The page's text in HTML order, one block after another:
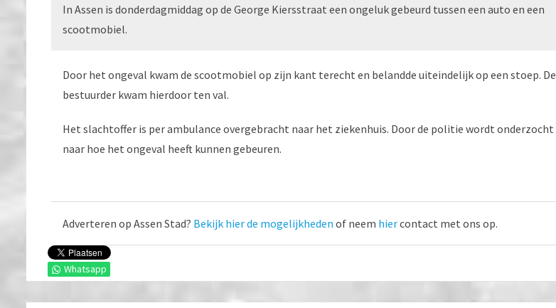
In Assen is donderdagmiddag op de George Kiersstraat een ongeluk gebeurd tussen een auto en een
scootmobiel.
Door het ongeval kwam de scootmobiel op zijn kant terecht en belandde uiteindelijk op een stoep. De
bestuurder kwam hierdoor ten val.
Het slachtoffer is per ambulance overgebracht naar het ziekenhuis. Door de politie wordt onderzocht
naar hoe het ongeval heeft kunnen gebeuren.
Whatsapp
Adverteren op Assen Stad? Bekijk hier de mogelijkheden of neem hiercontact met ons op.